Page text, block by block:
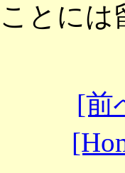
とに
[前